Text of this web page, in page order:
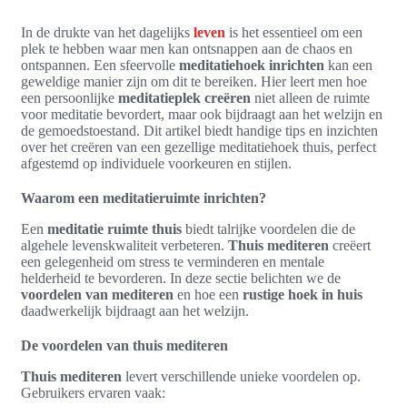
In de drukte van het dagelijks leven is het essentieel om een
plek te hebben waar men kan ontsnappen aan de chaos en
ontspannen. Een sfeervolle meditatiehoek inrichten kan een
geweldige manier zijn om dit te bereiken. Hier leert men hoe
een persoonlijke meditatieplek creëren niet alleen de ruimte
voor meditatie bevordert, maar ook bijdraagt aan het welzijn en
de gemoedstoestand. Dit artikel biedt handige tips en inzichten
over het creëren van een gezellige meditatiehoek thuis, perfect
afgestemd op individuele voorkeuren en stijlen.
Waarom een meditatieruimte inrichten?
Een meditatie ruimte thuis biedt talrijke voordelen die de
algehele levenskwaliteit verbeteren. Thuis mediteren creëert
een gelegenheid om stress te verminderen en mentale
helderheid te bevorderen. In deze sectie belichten we de
voordelen van mediteren en hoe een rustige hoek in huis
daadwerkelijk bijdraagt aan het welzijn.
De voordelen van thuis mediteren
Thuis mediteren levert verschillende unieke voordelen op.
Gebruikers ervaren vaak: